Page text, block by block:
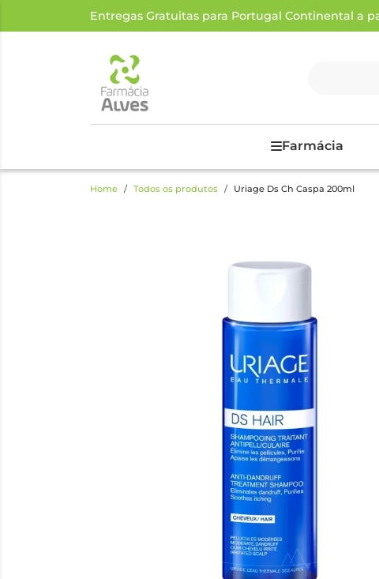
Entregas Gratuitas para Portugal Continental a
Farmácia
Home Todos os produtos Uriage Ds Ch Caspa 200ml